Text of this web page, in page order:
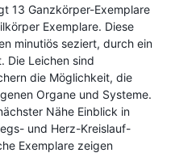
13 Ganzkörper-Exemplare
Exemplare. Diese
minutiös seziert, durch ein
Die Leichen sind
die Möglichkeit, die
Organe und Systeme.
Nähe Einblick in
und Herz-Kreislauf-
Exemplare zeigen